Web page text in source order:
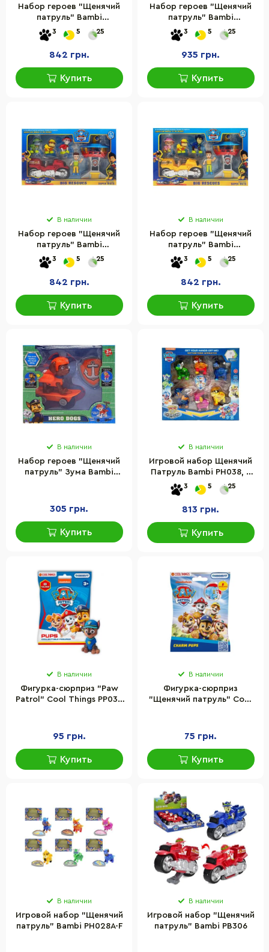
Набор героев "Щенячий
патруль" Bambi
PB9905(Orange) фигурки с
аксессуарами
3 5 25
842 грн.
Купить
Набор героев "Щенячий
патруль" Bambi
PB9905(Pink) фигурки с
аксессуарами
3 5 25
935 грн.
Купить
В наличии
Набор героев "Щенячий
патруль" Bambi
PB9905(Red) фигурки с
аксессуарами
3 5 25
842 грн.
Купить
В наличии
Набор героев "Щенячий
патруль" Bambi
PB9905(Yellow) фигурки с
аксессуарами
3 5 25
842 грн.
Купить
В наличии
Набор героев "Щенячий
патруль" Зума Bambi
305 грн.
Купить
В наличии
Игровой набор Щенячий
Патруль Bambi PH038, 6
светящихся фигурок и
нагрудный значок
3 5 25
813 грн.
Купить
В наличии
Фигурка-сюрприз "Paw
Patrol" Cool Things PP035
95 грн.
Купить
В наличии
Фигурка-сюрприз
"Щенячий патруль" Cool
75 грн.
Купить
В наличии
Игровой набор "Щенячий
патруль" Bambi PH028A-F
В наличии
Игровой набор "Щенячий
патруль" Bambi PB306